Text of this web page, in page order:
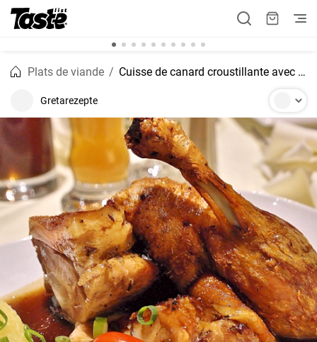
Plats de viande Cuisse de canard croustillante avec sauce au vin rouge
Gretarezepte